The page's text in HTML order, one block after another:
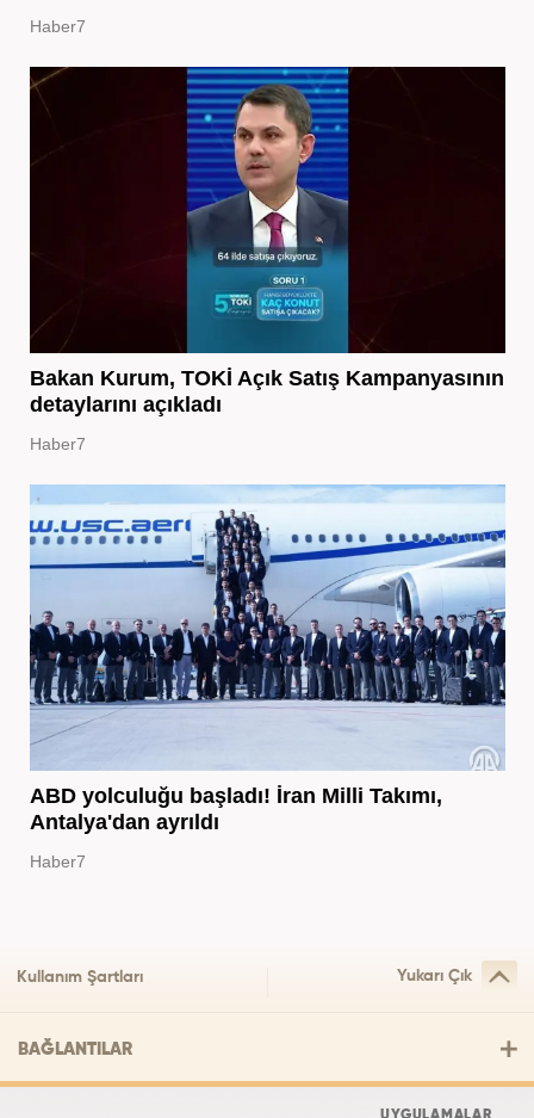
Haber7
Bakan Kurum, TOKİ Açık Satış Kampanyasının
detaylarını açıkladı
Haber7
ABD yolculuğu başladı! İran Milli Takımı,
Antalya'dan ayrıldı
Haber7
Kullanım Şartları Yukarı Çık
BAĞLANTILAR